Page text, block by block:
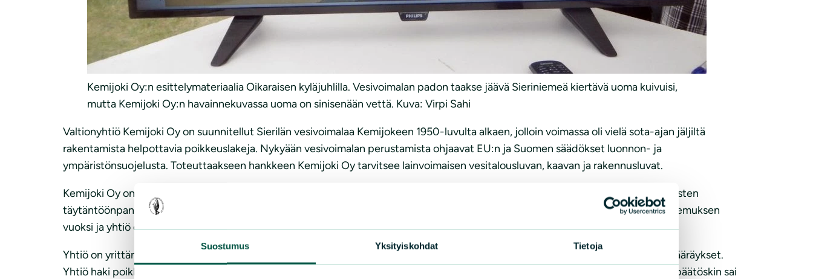
Suostumus Yksityiskohdat Tietoja
Kemijoki Oy:n esittelymateriaalia Oikaraisen kyläjuhlilla. Vesivoimalan padon taakse jäävä Sieriniemeä kiertävä uoma kuivuisi,
mutta Kemijoki Oy:n havainnekuvassa uoma on sinisenään vettä. Kuva: Virpi Sahi
Valtionyhtiö Kemijoki Oy on suunnitellut Sierilän vesivoimalaa Kemijokeen 1950-luvulta alkaen, jolloin voimassa oli vielä sota-ajan jäljiltä
rakentamista helpottavia poikkeuslakeja. Nykyään vesivoimalan perustamista ohjaavat EU:n ja Suomen säädökset luonnon- ja
ympäristönsuojelusta. Toteuttaakseen hankkeen Kemijoki Oy tarvitsee lainvoimaisen vesitalousluvan, kaavan ja rakennusluvat.
Kemijoki Oy on huolissaan hankkeen aloittamisen viivästymisestä, mutta ei näytä kiirehtivän vesitalouslupansa ehdollisten määräysten
täytäntöönpanoa. Pohjois-Suomen aluehallintovirasto (AVI) on joutunut pyytämään useita lisäselvityksiä yhtiön puutteellisen hakemuksen
vuoksi ja yhtiö on itse hidastanut käsittelyä omilla muistutuksillaan ja valituksillaan lupaprosessin aikana.
Yhtiö on yrittänyt rakentaa voimalaa 2000-luvun alun yleiskaavalla, josta puuttuvat rakentamisen edellytyksenä toimivat kaavamääräykset.
Yhtiö haki poikkeamista kaavasta ja tältä osin ehdollista rakennuslupaa. Nyt rakennuslupa hyväksyttiin osittain, jolloin poikkeamispäätöskin sai